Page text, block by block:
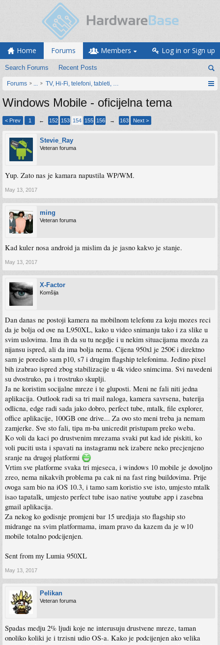
Home Forums
Search Forums Recent Posts
Members Log in or Sign up
Forums ... TV, Hi-Fi, telefoni, tableti, satovi, IoT oprema
Windows Mobile - oficijelna tema
< Prev 1 ← 152 153 154 155 156 → 163 Next >
Stevie_Ray
Veteran foruma
Yup. Zato nas je kamara napustila WP/WM.
May 13, 2017
ming
Veteran foruma
Kad kuler nosa android ja mislim da je jasno kakvo je stanje.
May 13, 2017
X-Factor
Komšija
Dan danas ne postoji kamera na mobilnom telefonu za koju mozes reci
da je bolja od ove na L950XL, kako u video snimanju tako i za slike u
svim uslovima. Ima ih da su tu negdje i u nekim situacijama mozda za
nijansu ispred, ali da ima bolja nema. Cijena 950xl je 250€ i direktno
sam je poredio sam p10, s7 i drugim flagship telefonima. Jedino pixel
bih izabrao ispred zbog stabilizacije u 4k video snimcima. Svi navedeni
su dvostruko, pa i trostruko skuplji.
Ja ne koristim socijalne mreze i te gluposti. Meni ne fali niti jedna
aplikacija. Outlook radi sa tri mail naloga, kamera savrsena, baterija
odlicna, edge radi sada jako dobro, perfect tube, mtalk, file explorer,
office aplikacije, 100GB one drive... Za ovo sto meni treba ja nemam
zamjerke. Sve sto fali, tipa m-ba unicredit pristupam preko weba.
Ko voli da kaci po drustvenim mrezama svaki put kad ide piskiti, ko
voli puciti usta i spavati na instagramu nek izabere neko precjenjeno
sranje na drugoj platformi
Vrtim sve platforme svaka tri mjeseca, i windows 10 mobile je dovoljno
zreo, nema nikakvih problema pa cak ni na fast ring buildovima. Prije
ovoga sam bio na iOS 10.3, i tamo sam koristio sve isto, umjesto mtalk
isao tapatalk, umjesto perfect tube isao native youtube app i zasebna
gmail aplikacija.
Za nekog ko godisnje promjeni bar 15 uredjaja sto flagship sto
midrange na svim platformama, imam pravo da kazem da je w10
mobile totalno podcijenjen.
Sent from my Lumia 950XL
May 13, 2017
Pelikan
Veteran foruma
Spadas medju 2% ljudi koje ne interusuju drustvene mreze, taman
onoliko koliki je i trzisni udio OS-a. Kako je podcijenjen ako velika